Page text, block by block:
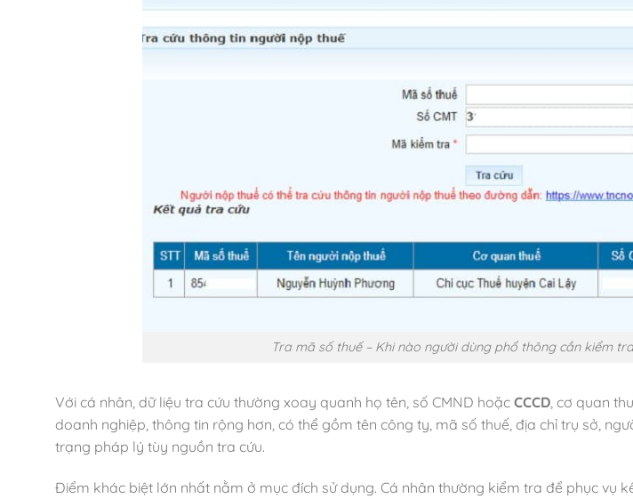
Tra mã số thuế – Khi nào người dùng phổ thông cần kiểm
Với cá nhân, dữ liệu tra cứu thường xoay quanh họ tên, số CMND hoặc CCCD , cơ quan
doanh nghiệp, thông tin rộng hơn, có thể gồm tên công ty, mã số thuế, địa chỉ trụ sở,
trạng pháp lý tùy nguồn tra cứu.
Điểm khác biệt lớn nhất nằm ở mục đích sử dụng. Cá nhân thường kiểm tra để phục vụ